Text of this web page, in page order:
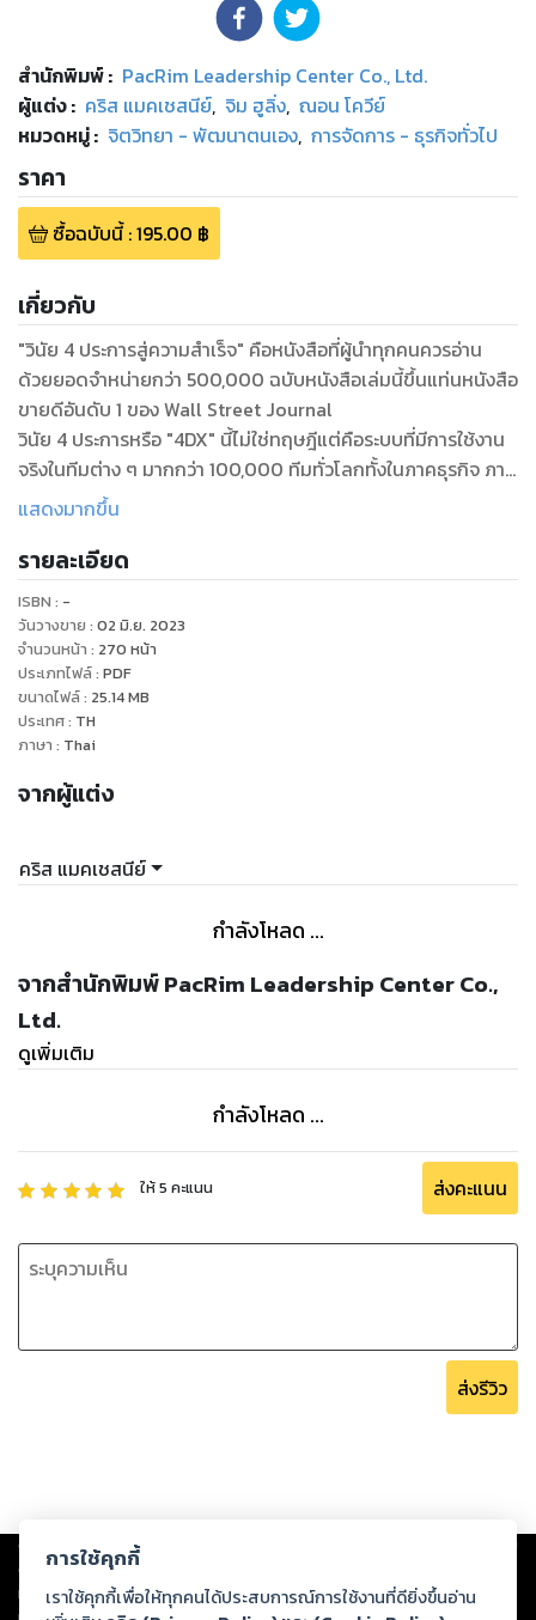
สำนักพิมพ์: PacRim Leadership Center Co., Ltd.
ผู้แต่ง : คริส แมคเชสนีย์, จิม ฮูลิ่ง, ณอน โควีย์
หมวดหมู่: จิตวิทยา - พัฒนาตนเอง, การจัดการ - ธุรกิจทั่วไป
ราคา
ซื้อฉบับนี้:195.00 ฿
เกี่ยวกับ
"วินัย 4 ประการสู่ความสำเร็จ" คือหนังสือที่ผู้นำทุกคนควรอ่าน
ด้วยยอดจำหน่ายกว่า 500,000 ฉบับหนังสือเล่มนี้ขึ้นแท่นหนังสือ
ขายดีอันดับ 1 ของ Wall Street Journal
วินัย 4 ประการหรือ "4DX" นี้ไม่ใช่ทฤษฎีแต่คือระบบที่มีการใช้งาน
จริงในทีมต่าง ๆ มากกว่า 100,000 ทีมทั่วโลกทั้งในภาคธุรกิจ ภาค
รัฐและสถาบันการศึกษา รวมทั้งในไทยที่ที่มปรึกษาจากกลุ่มแพค
แสดงมากขึ้น
รายละเอียด
ISBN : -
วันวางขาย : 02 มิ.ย. 2023
จำนวนหน้า : 270 หน้า
ประเภทไฟล์: PDF
ขนาดไฟล์: 25.14MB
ประเทศ: TH
ภาษา : Thai
จากผู้แต่ง
คริส แมคเชสนีย์
กำลังโหลด ...
จากสำนักพิมพ์ PacRim Leadership Center Co.,
Ltd.
ดูเพิ่มเติม
กำลังโหลด ...
ให้5 คะแนน ส่งคะแนน
ส่งรีวิว
Copyright © 2026
ต่อผลงานหรือเนื้อหาใดที่อัปโหลดผ่านเว็บไซต์และปรากฏว่าละเมิดสิทธิใน
ทรัพย์สินทางปัญญาของบุคคลอื่นหรือขัดต่อกฎหมายและศีลธรรม ดังนั้น ผู้อ่าน
การใช้คุกกี้
เราใช้คุกกี้เพื่อให้ทุกคนได้ประสบการณ์การใช้งานที่ดียิ่งขึ้นอ่าน